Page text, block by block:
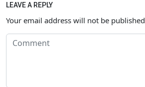
LEAVE A REPLY
Your email address will not be published